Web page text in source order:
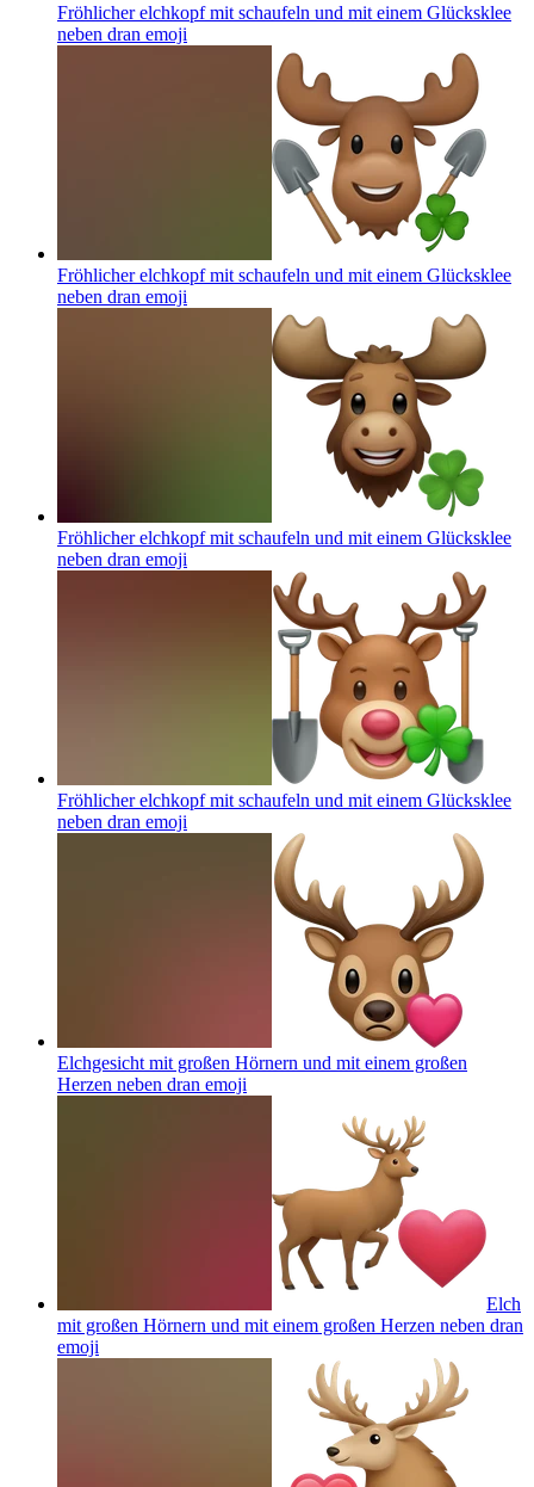
Fröhlicher elchkopf mit schaufeln und mit einem Glücksklee
neben dran emoji
Fröhlicher elchkopf mit schaufeln und mit einem Glücksklee
neben dran emoji
Fröhlicher elchkopf mit schaufeln und mit einem Glücksklee
neben dran emoji
Fröhlicher elchkopf mit schaufeln und mit einem Glücksklee
neben dran emoji
Elchgesicht mit großen Hörnern und mit einem großen
Herzen neben dran emoji
Elch
mit großen Hörnern und mit einem großen Herzen neben dran
emoji